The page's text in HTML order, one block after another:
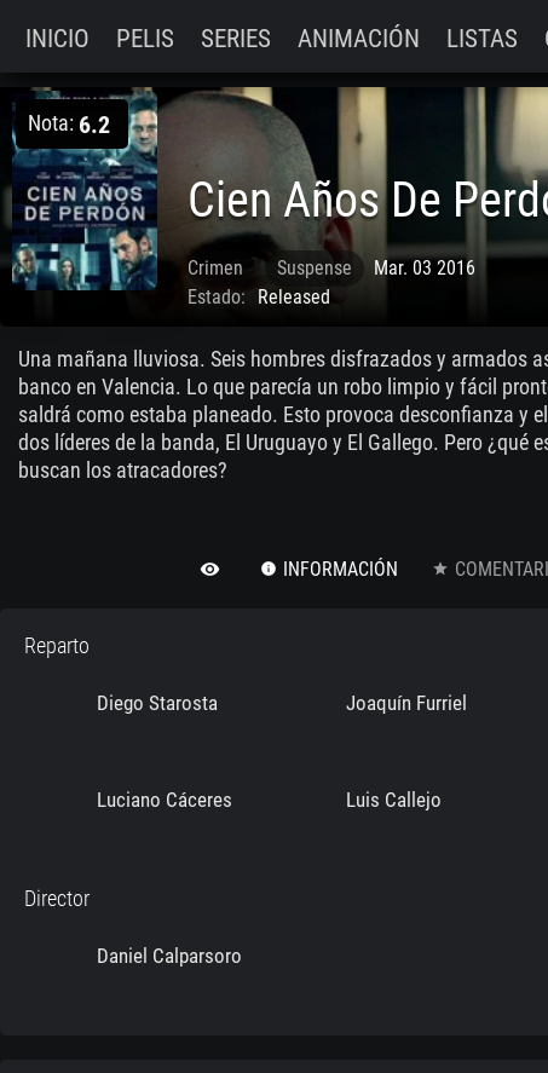
INICIO PELIS SERIES ANIMACIÓN LISTAS
Nota: 6.2
Cien Años De
Crimen Suspense
Mar. 03 2016
Estado:
Released
Una mañana lluviosa. Seis hombres disfrazados y armados
banco en Valencia. Lo que parecía un robo limpio y fácil
saldrá como estaba planeado. Esto provoca desconfianza y
dos líderes de la banda, El Uruguayo y El Gallego. Pero ¿qué
buscan los atracadores?
remove_red_eye info INFORMACIÓN star
Reparto
Diego Starosta Joaquín Furriel
Luciano Cáceres Luis Callejo
Director
Daniel Calparsoro